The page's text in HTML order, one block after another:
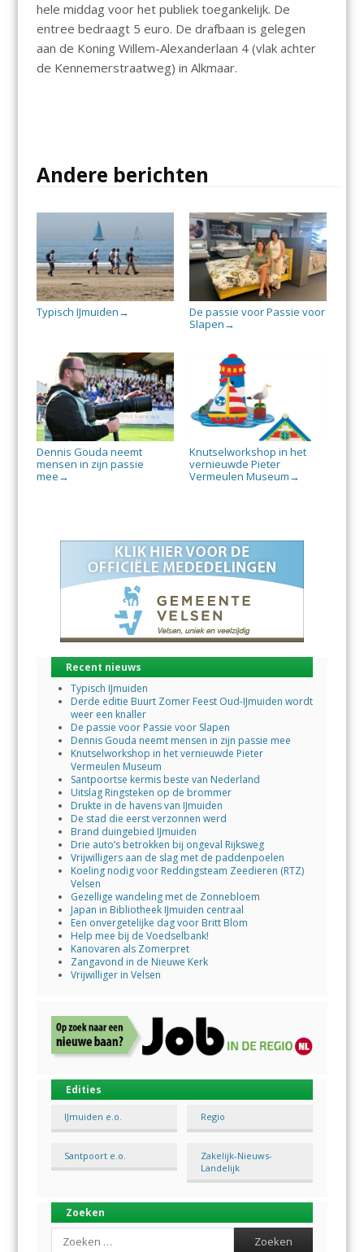
hele middag voor het publiek toegankelijk. De
entree bedraagt 5 euro. De drafbaan is gelegen
aan de Koning Willem-Alexanderlaan 4 (vlak achter
de Kennemerstraatweg) in Alkmaar.
Andere berichten
Typisch IJmuiden →
De passie voor Passie voor
Slapen →
Dennis Gouda neemt
mensen in zijn passie
mee →
Knutselworkshop in het
vernieuwde Pieter
Vermeulen Museum →
Recent nieuws
Typisch IJmuiden
Derde editie Buurt Zomer Feest Oud-IJmuiden wordt
weer een knaller
De passie voor Passie voor Slapen
Dennis Gouda neemt mensen in zijn passie mee
Knutselworkshop in het vernieuwde Pieter
Vermeulen Museum
Santpoortse kermis beste van Nederland
Uitslag Ringsteken op de brommer
Drukte in de havens van IJmuiden
De stad die eerst verzonnen werd
Brand duingebied IJmuiden
Drie auto’s betrokken bij ongeval Rijksweg
Vrijwilligers aan de slag met de paddenpoelen
Koeling nodig voor Reddingsteam Zeedieren (RTZ)
Velsen
Gezellige wandeling met de Zonnebloem
Japan in Bibliotheek IJmuiden centraal
Een onvergetelijke dag voor Britt Blom
Help mee bij de Voedselbank!
Kanovaren als Zomerpret
Zangavond in de Nieuwe Kerk
Vrijwilliger in Velsen
Edities
IJmuiden e.o. Regio
Santpoort e.o.
Zakelijk-Nieuws-
Landelijk
Zoeken
Search